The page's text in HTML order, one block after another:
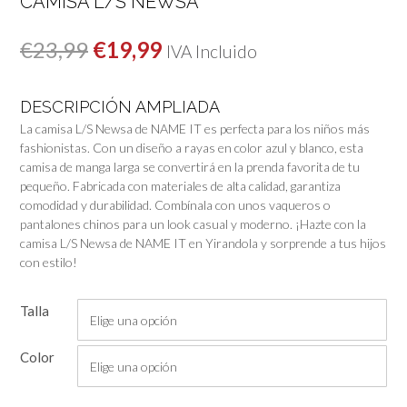
€23,99 El
original
era:
€23,99.
€19,99El
actual
es:
€19,99.
IVA Incluido
DESCRIPCIÓN AMPLIADA
La camisa L/S Newsa de NAME IT es perfecta para los niños más
fashionistas. Con un diseño a rayas en color azul y blanco, esta
camisa de manga larga se convertirá en la prenda favorita de tu
pequeño. Fabricada con materiales de alta calidad, garantiza
comodidad y durabilidad. Combínala con unos vaqueros o
pantalones chinos para un look casual y moderno. ¡Hazte con la
camisa L/S Newsa de NAME IT en Yirandola y sorprende a tus hijos
con estilo!
Talla
Color